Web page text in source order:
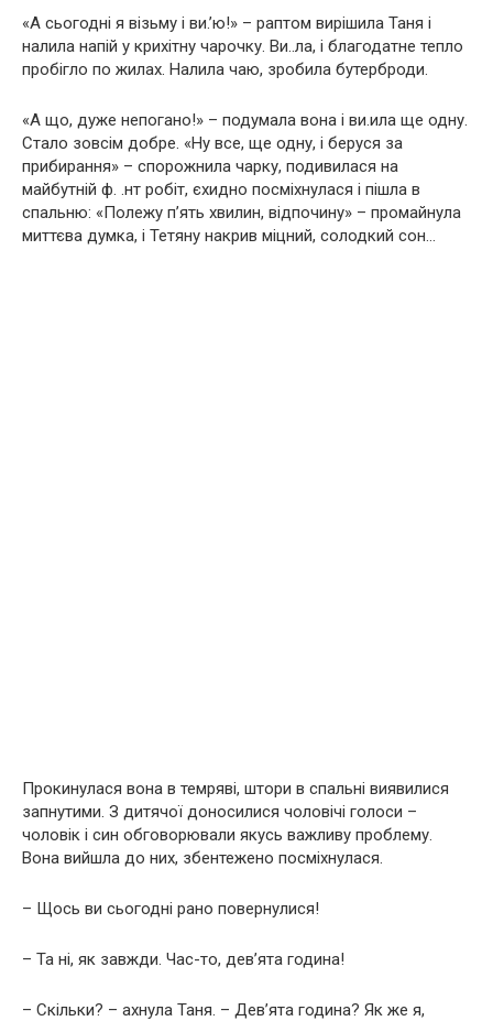
«А сьогодні я візьму і ви.’ю!» – раптом вирішила Таня і
налила напій у крихітну чарочку. Ви..ла, і благодатне тепло
пробігло по жилах. Налила чаю, зробила бутерброди.
«А що, дуже непогано!» – подумала вона і ви.ила ще одну.
Стало зовсім добре. «Ну все, ще одну, і беруся за
прибирання» – спорожнила чарку, подивилася на
майбутній ф. .нт робіт, єхидно посміхнулася і пішла в
спальню: «Полежу п’ять хвилин, відпочину» – промайнула
миттєва думка, і Тетяну накрив міцний, солодкий сон…
Прокинулася вона в темряві, штори в спальні виявилися
запнутими. З дитячої доносилися чоловічі голоси –
чоловік і син обговорювали якусь важливу проблему.
Вона вийшла до них, збентежено посміхнулася.
– Щось ви сьогодні рано повернулися!
– Та ні, як завжди. Час-то, дев’ята година!
– Скільки? – ахнула Таня. – Дев’ята година? Як же я,